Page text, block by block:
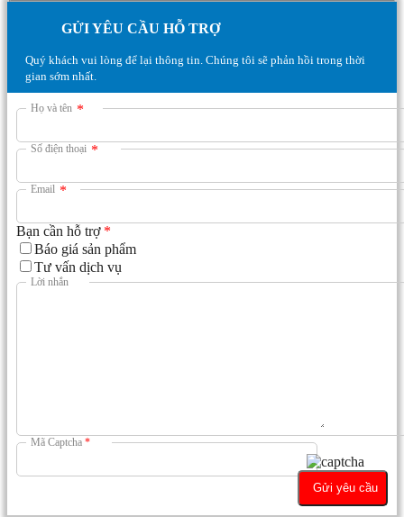
GỬI YÊU CẦU HỖ TRỢ
Quý khách vui lòng để lại thông tin. Chúng tôi sẽ phản hồi trong thời
gian sớm nhất.
Họ và tên *
Số điện thoại *
Email *
Bạn cần hỗ trợ *
Báo giá sản phẩm
Tư vấn dịch vụ
Lời nhắn
Mã Captcha *